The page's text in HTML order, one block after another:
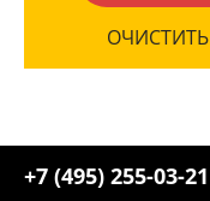
ОЧИСТИТЬ
+7 (495) 255-03-21